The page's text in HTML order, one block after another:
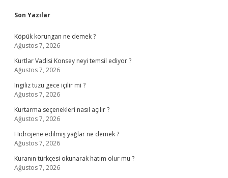
Sidebar
Son Yazılar
Köpük korungan ne demek ?
Ağustos 7, 2026
Kurtlar Vadisi Konsey neyi temsil ediyor ?
Ağustos 7, 2026
Ingiliz tuzu gece içilir mi ?
Ağustos 7, 2026
Kurtarma seçenekleri nasıl açılır ?
Ağustos 7, 2026
Hidrojene edilmiş yağlar ne demek ?
Ağustos 7, 2026
Kuranın türkçesi okunarak hatim olur mu ?
Ağustos 7, 2026